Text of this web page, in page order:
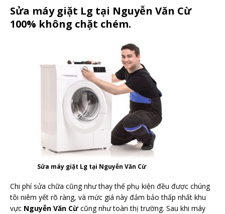
Sửa máy giặt Lg tại Nguyễn Văn Cừ
100% không chặt chém.
Sửa máy giặt Lg tại Nguyễn Văn Cừ
Chi phí sửa chữa cũng như thay thế phụ kiện đều được chúng
tôi niêm yết rõ ràng, và mức giá này đảm bảo thấp nhất khu
vực Nguyễn Văn Cừcũng như toàn thị trường. Sau khi máy